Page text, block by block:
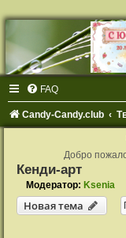
FAQ
Candy-Candy.club
Добро
Кенди-арт
Модератор: Ksenia
Новая тема